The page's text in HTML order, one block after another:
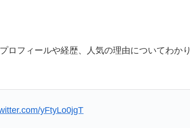
ロフィールや経歴、人気の理由についてわかり
yFtyLo0jgT